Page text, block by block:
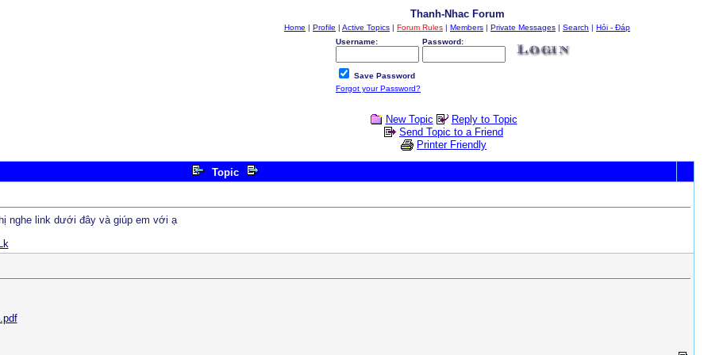
Thanh-Nhac Forum
Home | Profile | Active Topics | Forum Rules | Members | Private Messages | Search | Hỏi - Đáp
Username:
Password:
Save Password
Forgot your Password?
New Topic
Reply to Topic
Send Topic to a Friend
Printer Friendly
Topic
nghe link dưới đây và giúp em với ạ